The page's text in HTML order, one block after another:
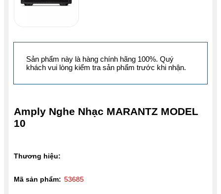
Amply Nghe Nhạc MARANTZ MODEL
10
Thương hiệu:
Mã sản phẩm: 53685
Sản phẩm này là hàng chính hãng 100%. Quý
khách vui lòng kiểm tra sản phẩm trước khi nhận.